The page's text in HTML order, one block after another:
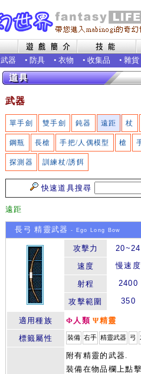
武器 • 防具 • 衣物 • 收集品 • 雜貨
武器
單手劍 雙手劍 鈍器 遠距 杖
鋼瓶 長槍 手把/人偶模型 槍
探測器 訓練杖/誘餌
快速道具搜尋
遠距
長弓 精靈武器 - Ego Long Bow
攻擊力
20~24
速度
慢速度
射程 2400
攻擊範圍 350
適用種族 Φ人類 Ψ精靈
標籤屬性
裝備 右手 精靈武器 弓
附有精靈的武器.
裝備在物品欄上點